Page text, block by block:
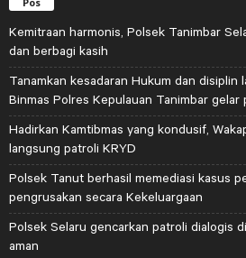
Kemitraan harmonis, Polsek Tanimbar
dan berbagi kasih
Tanamkan kesadaran Hukum dan disiplin
Binmas Polres Kepulauan Tanimbar gelar
Hadirkan Kamtibmas yang kondusif,
langsung patroli KRYD
Polsek Tanut berhasil memediasi kasus
pengrusakan secara Kekeluargaan
Polsek Selaru gencarkan patroli dialogis
aman